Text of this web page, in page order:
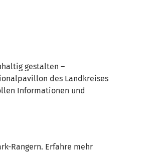
gestalten –
des Landkreises
Informationen und
Rangern. Erfahre mehr